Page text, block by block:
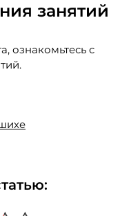
занятий
ознакомьтесь с